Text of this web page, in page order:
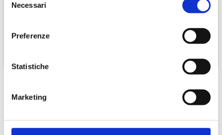
delNecessari
Preferenze
Statistiche
Marketing
€ 27,50
Regina Carta Igienica 8
€ 10,00